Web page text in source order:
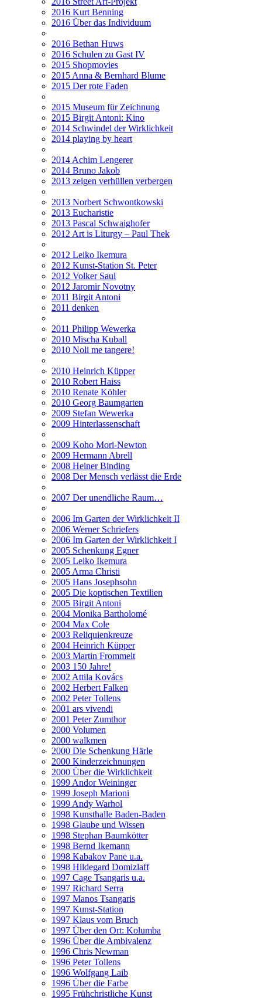
2016 Kurt Benning
2016 Über das Individuum
2016 Bethan Huws
2016 Schulen zu Gast IV
2015 Shopmovies
2015 Anna & Bernhard Blume
2015 Der rote Faden
2015 Museum für Zeichnung
2015 Birgit Antoni: Kino
2014 Schwindel der Wirklichkeit
2014 playing by heart
2014 Achim Lengerer
2014 Bruno Jakob
2013 zeigen verhüllen verbergen
2013 Norbert Schwontkowski
2013 Eucharistie
2013 Pascal Schwaighofer
2012 Art is Liturgy – Paul Thek
2012 Leiko Ikemura
2012 Kunst-Station St. Peter
2012 Volker Saul
2012 Jaromir Novotny
2011 Birgit Antoni
2011 denken
2011 Philipp Wewerka
2010 Mischa Kuball
2010 Noli me tangere!
2010 Heinrich Küpper
2010 Robert Haiss
2010 Renate Köhler
2010 Georg Baumgarten
2009 Stefan Wewerka
2009 Hinterlassenschaft
2009 Koho Mori-Newton
2009 Hermann Abrell
2008 Heiner Binding
2008 Der Mensch verlässt die Erde
2007 Der unendliche Raum…
2006 Im Garten der Wirklichkeit II
2006 Werner Schriefers
2006 Im Garten der Wirklichkeit I
2005 Schenkung Egner
2005 Leiko Ikemura
2005 Arma Christi
2005 Hans Josephsohn
2005 Die koptischen Textilien
2005 Birgit Antoni
2004 Monika Bartholomé
2004 Max Cole
2003 Reliquienkreuze
2004 Heinrich Küpper
2003 Martin Frommelt
2003 150 Jahre!
2002 Attila Kovács
2002 Herbert Falken
2002 Peter Tollens
2001 ars vivendi
2001 Peter Zumthor
2000 Volumen
2000 walkmen
2000 Die Schenkung Härle
2000 Kinderzeichnungen
2000 Über die Wirklichkeit
1999 Andor Weininger
1999 Joseph Marioni
1999 Andy Warhol
1998 Kunsthalle Baden-Baden
1998 Glaube und Wissen
1998 Stephan Baumkötter
1998 Bernd Ikemann
1998 Kabakov Pane u.a.
1998 Hildegard Domizlaff
1997 Cage Tsangaris u.a.
1997 Richard Serra
1997 Manos Tsangaris
1997 Kunst-Station
1997 Klaus vom Bruch
1997 Über den Ort: Kolumba
1996 Über die Ambivalenz
1996 Chris Newman
1996 Peter Tollens
1996 Wolfgang Laib
1996 Über die Farbe
1995 Frühchristliche Kunst